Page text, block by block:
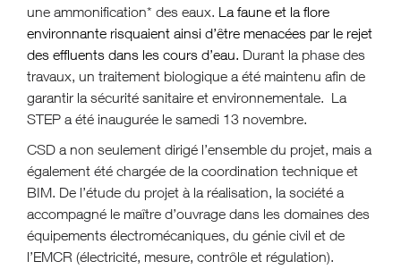
une ammonification* des eaux. La faune et la flore
environnante risquaient ainsi d’être menacées par le rejet
des effluents dans les cours d’eau. Durant la phase des
travaux, un traitement biologique a été maintenu afin de
garantir la sécurité sanitaire et environnementale. La
STEP a été inaugurée le samedi 13 novembre.
CSD a non seulement dirigé l’ensemble du projet, mais a
également été chargée de la coordination technique et
BIM. De l’étude du projet à la réalisation, la société a
accompagné le maître d’ouvrage dans les domaines des
équipements électromécaniques, du génie civil et de
l’EMCR (électricité, mesure, contrôle et régulation).